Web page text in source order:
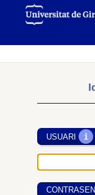
USUARI i